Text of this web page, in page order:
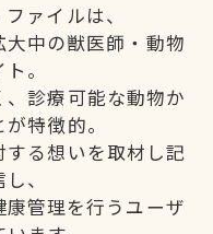
ァイルは、
中の獣医師・動物
。
診療可能な動物か
特徴的。
る想いを取材し記
、
管理を行うユーザ